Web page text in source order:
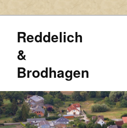
Reddelich
&
Brodhagen